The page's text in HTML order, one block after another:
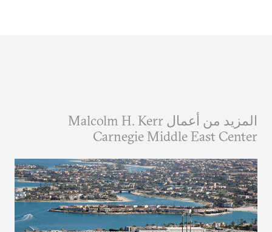
المزيد من أعمال Malcolm H. Kerr
Carnegie Middle East Center